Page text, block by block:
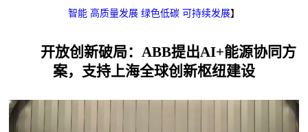
智能 高质量发展 绿色低碳 可持续发展】
开放创新破局：ABB提出AI+能源协同方
案，支持上海全球创新枢纽建设